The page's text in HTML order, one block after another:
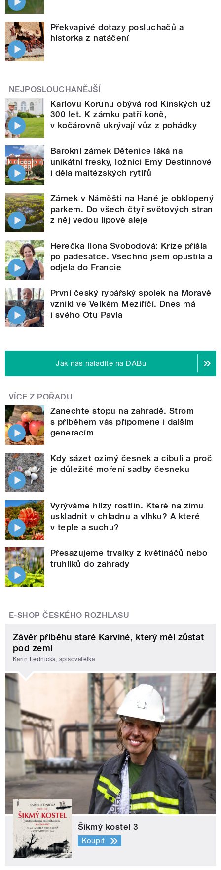
Překvapivé dotazy posluchačů a
historka z natáčení
NEJPOSLOUCHANĚJŠÍ
Karlovu Korunu obývá rod Kinských už
300 let. K zámku patří koně,
v kočárovně ukrývají vůz z pohádky
Barokní zámek Dětenice láká na
unikátní fresky, ložnici Emy Destinnové
i děla maltézských rytířů
Zámek v Náměšti na Hané je obklopený
parkem. Do všech čtyř světových stran
z něj vedou lipové aleje
Herečka Ilona Svobodová: Krize přišla
po padesátce. Všechno jsem opustila a
odjela do Francie
První český rybářský spolek na Moravě
vznikl ve Velkém Meziříčí. Dnes má
i svého Otu Pavla
Jak nás naladíte na DABu
VÍCE Z POŘADU
Zanechte stopu na zahradě. Strom
s příběhem vás připomene i dalším
generacím
Kdy sázet ozimý česnek a cibuli a proč
je důležité moření sadby česneku
Vyrýváme hlízy rostlin. Které na zimu
uskladnit v chladnu a vlhku? A které
v teple a suchu?
Přesazujeme trvalky z květináčů nebo
truhlíků do zahrady
E-SHOP ČESKÉHO ROZHLASU
Závěr příběhu staré Karviné, který měl zůstat
pod zemí
Karin Lednická, spisovatelka
Šikmý kostel 3
Koupit